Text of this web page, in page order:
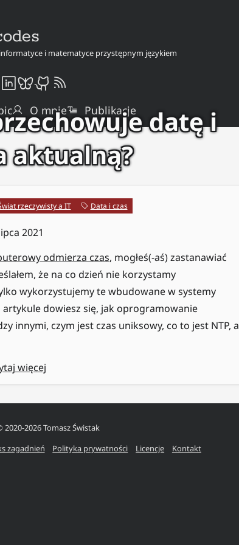
i matematyce przystępnym językiem
O mnie Publikacje
datę i
aktualną?
rzeczywisty a IT Data i czas
2021
odmierza czas, mogłeś(-aś) zastanawiać
że na co dzień nie korzystamy
wykorzystujemy te wbudowane w systemy
dowiesz się, jak oprogramowanie
innymi, czym jest czas uniksowy, co to jest NTP, a
więcej
2026Tomasz Świstak
zagadnień Polityka prywatności Licencje Kontakt